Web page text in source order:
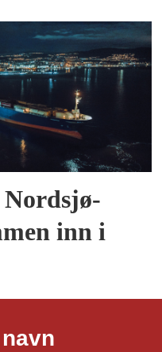
Nordsjø-
inn i